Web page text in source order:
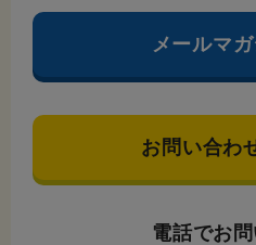
メールマ
お問い合わ
電話でお